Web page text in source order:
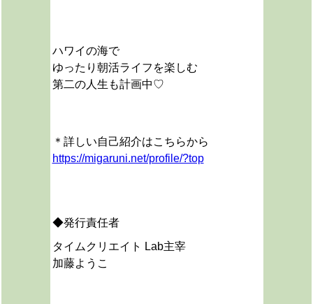
ハワイの海で
ゆったり朝活ライフを楽しむ
第二の人生も計画中♡
＊詳しい自己紹介はこちらから
https://migaruni.net/profile/?top
◆発行責任者
タイムクリエイト Lab主宰
加藤ようこ